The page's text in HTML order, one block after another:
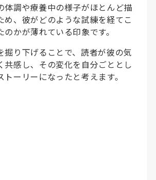
体調や療養中の様子がほとんど描
め、彼がどのような試練を経てこ
かが薄れている印象です。
掘り下げることで、読者が彼の気
共感し、その変化を自分ごととし
ーリーになったと考えます。